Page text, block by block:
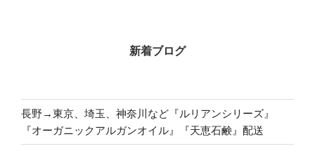
新着ブログ
長野→東京、埼玉、神奈川など『ルリアンシリーズ』
『オーガニックアルガンオイル』『天恵石鹸』配送